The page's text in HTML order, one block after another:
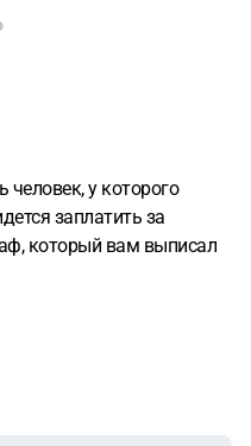
у которого
заплатить за
который вам выписал